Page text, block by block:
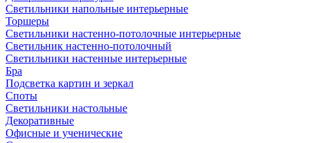
Светильники напольные интерьерные
Торшеры
Светильники настенно-потолочные интерьерные
Светильник настенно-потолочный
Светильники настенные интерьерные
Бра
Подсветка картин и зеркал
Споты
Светильники настольные
Декоративные
Офисные и ученические